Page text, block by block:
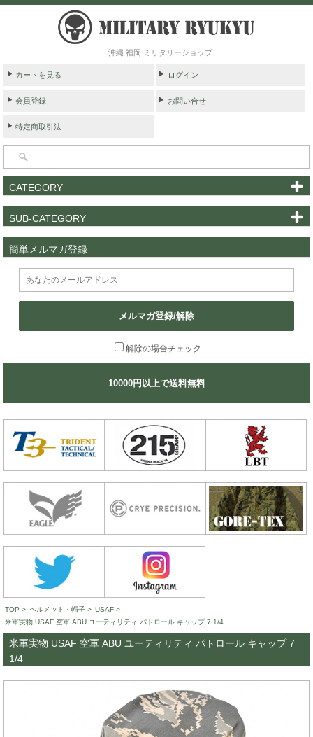
沖縄 福岡 ミリタリーショップ
カートを見る ログイン
会員登録 お問い合せ
特定商取引法
CATEGORY
SUB-CATEGORY
簡単メルマガ登録
メルマガ登録/解除
解除の場合チェック
10000円以上で送料無料
TOP > ヘルメット・帽子 > USAF >
米軍実物 USAF 空軍 ABU ユーティリティ パトロール キャップ 7 1/4
米軍実物 USAF 空軍 ABU ユーティリティ パトロール キャップ 7
1/4